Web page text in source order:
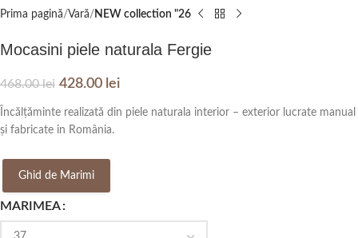
Prima pagină Vară NEW collection "26
Mocasini piele naturala Fergie
468.00lei 428.00 lei
Încălțăminte realizată din piele naturala interior – exterior lucrate manual
și fabricate in România.
Ghid de Marimi
MARIMEA